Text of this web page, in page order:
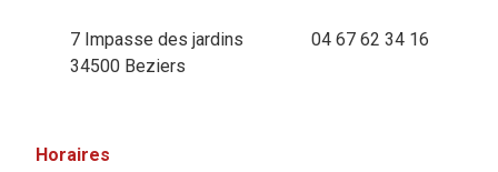
7 Impasse des jardins
34500 Beziers
04 67 62 34 16
Horaires